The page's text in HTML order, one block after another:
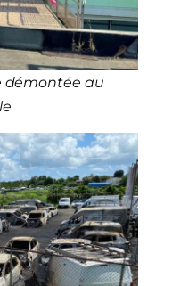
démontée au